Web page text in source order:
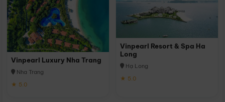
Vinpearl Luxury Nha Trang
Nha Trang
★ 5.0
Vinpearl Resort & Spa Ha
Long
Hạ Long
★ 5.0